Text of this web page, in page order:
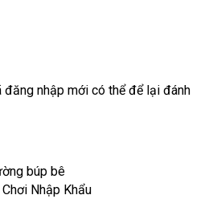
đăng nhập mới có thể để lại đánh
búp bê
Nhập Khẩu